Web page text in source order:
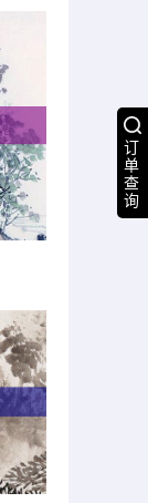
订
单
查
询